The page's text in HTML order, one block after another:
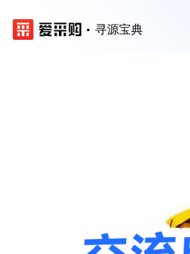
寻源宝典